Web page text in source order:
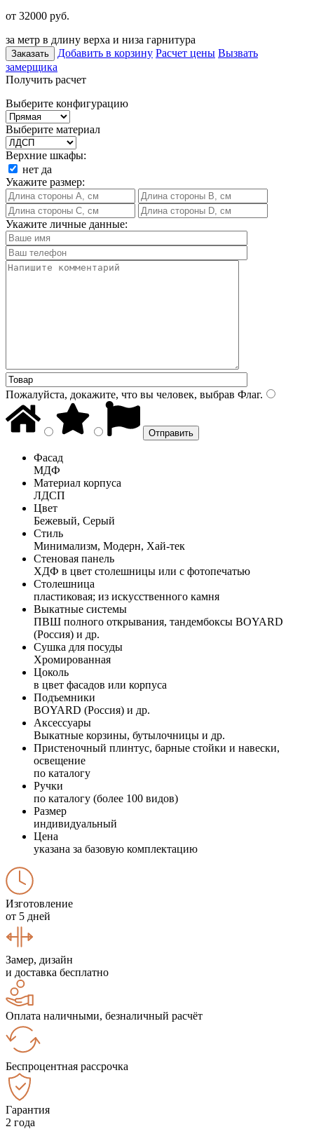
от 32000 руб.
за метр в длину верха и низа гарнитура
Заказать Добавить в корзину Расчет цены Вызвать
замерщика
Получить расчет
Выберите конфигурацию
Выберите материал
Верхние шкафы:
нет да
Укажите размер:
Укажите личные данные:
Пожалуйста, докажите, что вы человек, выбрав Флаг.
Фасад
МДФ
Материал корпуса
ЛДСП
Цвет
Бежевый, Серый
Стиль
Минимализм, Модерн, Хай-тек
Стеновая панель
ХДФ в цвет столешницы или с фотопечатью
Столешница
пластиковая; из искусственного камня
Выкатные системы
ПВШ полного открывания, тандембоксы BOYARD
(Россия) и др.
Сушка для посуды
Хромированная
Цоколь
в цвет фасадов или корпуса
Подъемники
BOYARD (Россия) и др.
Аксессуары
Выкатные корзины, бутылочницы и др.
Пристеночный плинтус, барные стойки и навески,
освещение
по каталогу
Ручки
по каталогу (более 100 видов)
Размер
индивидуальный
Цена
указана за базовую комплектацию
Изготовление
от 5 дней
Замер, дизайн
и доставка бесплатно
Оплата наличными, безналичный расчёт
Беспроцентная рассрочка
Гарантия
2 года